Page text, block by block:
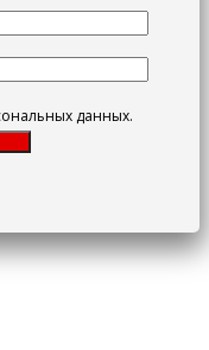
данных.